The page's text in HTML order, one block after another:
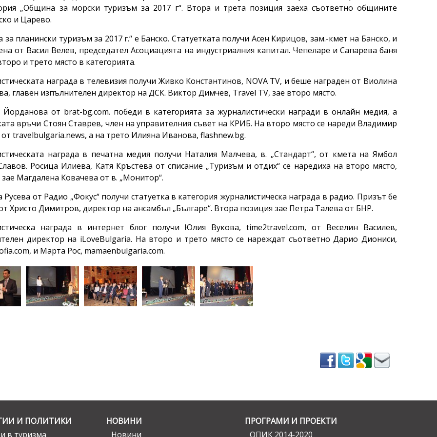
„Община за морски туризъм за 2017 г“. Втора и трета позиция заеха съответно общините
и Царево.
планински туризъм за 2017 г.“ е Банско. Статуетката получи Асен Кирицов, зам.-кмет на Банско, и
от Васил Велев, председател Асоциацията на индустриалния капитал. Чепеларе и Сапарева баня
и трето място в категорията.
награда в телевизия получи Живко Константинов, NOVA TV, и беше награден от Виолина
главен изпълнителен директор на ДСК. Виктор Димчев, Travel TV, зае второ място.
Йорданова от brat-bg.com. победи в категорията за журналистически награди в онлайн медия, а
връчи Стоян Ставрев, член на управителния съвет на КРИБ. На второ място се нареди Владимир
travelbulgaria.news, а на трето Илияна Иванова, flashnew.bg.
награда в печатна медия получи Наталия Малчева, в. „Стандарт“, от кмета на Ямбол
Росица Илиева, Катя Кръстева от списание „Туризъм и отдих“ се наредиха на второ място,
Магдалена Ковачева от в. „Монитор“.
от Радио „Фокус“ получи статуетка в категория журналистическа награда в радио. Призът бе
Христо Димитров, директор на ансамбъл „Българе“. Втора позиция зае Петра Талева от БНР.
награда в интернет блог получи Юлия Вукова, time2travel.com, от Веселин Василев,
директор на iLoveBulgaria. На второ и трето място се нареждат съответно Дарио Диониси,
и Марта Рос, mamaenbulgaria.com.
И ПОЛИТИКИ
в туризма
НОВИНИ
Новини
ПРОГРАМИ И ПРОЕКТИ
ОПИК 2014-2020